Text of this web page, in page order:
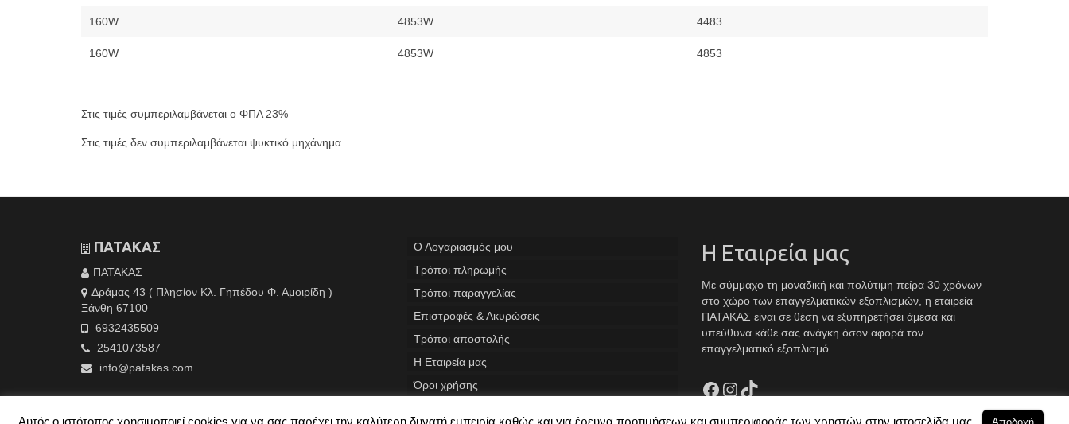
160W 4853W 4483
160W 4853W 4853
Στις τιμές συμπεριλαμβάνεται ο ΦΠΑ 23%
Στις τιμές δεν συμπεριλαμβάνεται ψυκτικό μηχάνημα.
ΠΑΤΑΚΑΣ
ΠΑΤΑΚΑΣ
Δράμας 43 ( Πλησίον Κλ. Γηπέδου Φ. Αμοιρίδη )
Ξάνθη 67100
6932435509
2541073587
info@patakas.com
Ο Λογαριασμός μου
Tρόποι πληρωμής
Τρόποι παραγγελίας
Επιστροφές & Ακυρώσεις
Τρόποι αποστολής
Η Εταιρεία μας
Όροι χρήσης
Η Εταιρεία μας
Με σύμμαχο τη μοναδική και πολύτιμη πείρα 30 χρόνων
στο χώρο των επαγγελματικών εξοπλισμών, η εταιρεία
ΠΑΤΑΚΑΣ είναι σε θέση να εξυπηρετήσει άμεσα και
υπεύθυνα κάθε σας ανάγκη όσον αφορά τον
επαγγελματικό εξοπλισμό.
Facebook
Instagram
TikTok
Αυτός ο ιστότοπος χρησιμοποιεί cookies για να σας παρέχει την καλύτερη δυνατή εμπειρία καθώς και για έρευνα προτιμήσεων και συμπεριφοράς των χρηστών στην ιστοσελίδα μας..